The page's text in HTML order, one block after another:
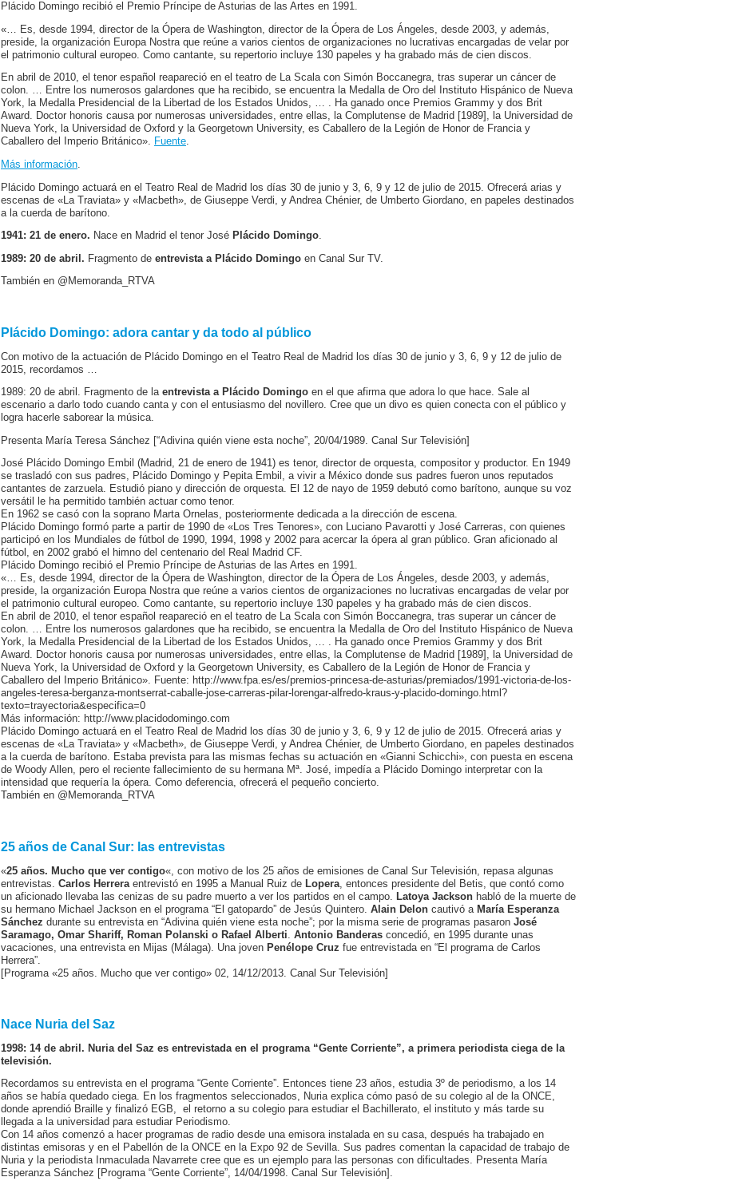
Plácido Domingo recibió el Premio Príncipe de Asturias de las Artes en 1991.
«… Es, desde 1994, director de la Ópera de Washington, director de la Ópera de Los Ángeles, desde 2003, y además,
preside, la organización Europa Nostra que reúne a varios cientos de organizaciones no lucrativas encargadas de velar por
el patrimonio cultural europeo. Como cantante, su repertorio incluye 130 papeles y ha grabado más de cien discos.
En abril de 2010, el tenor español reapareció en el teatro de La Scala con Simón Boccanegra, tras superar un cáncer de
colon. … Entre los numerosos galardones que ha recibido, se encuentra la Medalla de Oro del Instituto Hispánico de Nueva
York, la Medalla Presidencial de la Libertad de los Estados Unidos, … . Ha ganado once Premios Grammy y dos Brit
Award. Doctor honoris causa por numerosas universidades, entre ellas, la Complutense de Madrid [1989], la Universidad de
Nueva York, la Universidad de Oxford y la Georgetown University, es Caballero de la Legión de Honor de Francia y
Caballero del Imperio Británico». Fuente.
Más información.
Plácido Domingo actuará en el Teatro Real de Madrid los días 30 de junio y 3, 6, 9 y 12 de julio de 2015. Ofrecerá arias y
escenas de «La Traviata» y «Macbeth», de Giuseppe Verdi, y Andrea Chénier, de Umberto Giordano, en papeles destinados
a la cuerda de barítono.
1941: 21 de enero. Nace en Madrid el tenor José Plácido Domingo.
1989: 20 de abril. Fragmento de entrevista a Plácido Domingo en Canal Sur TV.
También en @Memoranda_RTVA
Plácido Domingo: adora cantar y da todo al público
Con motivo de la actuación de Plácido Domingo en el Teatro Real de Madrid los días 30 de junio y 3, 6, 9 y 12 de julio de
2015, recordamos …
1989: 20 de abril. Fragmento de la entrevista a Plácido Domingo en el que afirma que adora lo que hace. Sale al
escenario a darlo todo cuando canta y con el entusiasmo del novillero. Cree que un divo es quien conecta con el público y
logra hacerle saborear la música.
Presenta María Teresa Sánchez [“Adivina quién viene esta noche”, 20/04/1989. Canal Sur Televisión]
José Plácido Domingo Embil (Madrid, 21 de enero de 1941) es tenor, director de orquesta, compositor y productor. En 1949
se trasladó con sus padres, Plácido Domingo y Pepita Embil, a vivir a México donde sus padres fueron unos reputados
cantantes de zarzuela. Estudió piano y dirección de orquesta. El 12 de nayo de 1959 debutó como barítono, aunque su voz
versátil le ha permitido también actuar como tenor.
En 1962 se casó con la soprano Marta Ornelas, posteriormente dedicada a la dirección de escena.
Plácido Domingo formó parte a partir de 1990 de «Los Tres Tenores», con Luciano Pavarotti y José Carreras, con quienes
participó en los Mundiales de fútbol de 1990, 1994, 1998 y 2002 para acercar la ópera al gran público. Gran aficionado al
fútbol, en 2002 grabó el himno del centenario del Real Madrid CF.
Plácido Domingo recibió el Premio Príncipe de Asturias de las Artes en 1991.
«… Es, desde 1994, director de la Ópera de Washington, director de la Ópera de Los Ángeles, desde 2003, y además,
preside, la organización Europa Nostra que reúne a varios cientos de organizaciones no lucrativas encargadas de velar por
el patrimonio cultural europeo. Como cantante, su repertorio incluye 130 papeles y ha grabado más de cien discos.
En abril de 2010, el tenor español reapareció en el teatro de La Scala con Simón Boccanegra, tras superar un cáncer de
colon. … Entre los numerosos galardones que ha recibido, se encuentra la Medalla de Oro del Instituto Hispánico de Nueva
York, la Medalla Presidencial de la Libertad de los Estados Unidos, … . Ha ganado once Premios Grammy y dos Brit
Award. Doctor honoris causa por numerosas universidades, entre ellas, la Complutense de Madrid [1989], la Universidad de
Nueva York, la Universidad de Oxford y la Georgetown University, es Caballero de la Legión de Honor de Francia y
Caballero del Imperio Británico». Fuente: http://www.fpa.es/es/premios-princesa-de-asturias/premiados/1991-victoria-de-los-
angeles-teresa-berganza-montserrat-caballe-jose-carreras-pilar-lorengar-alfredo-kraus-y-placido-domingo.html?
texto=trayectoria&especifica=0
Más información: http://www.placidodomingo.com
Plácido Domingo actuará en el Teatro Real de Madrid los días 30 de junio y 3, 6, 9 y 12 de julio de 2015. Ofrecerá arias y
escenas de «La Traviata» y «Macbeth», de Giuseppe Verdi, y Andrea Chénier, de Umberto Giordano, en papeles destinados
a la cuerda de barítono. Estaba prevista para las mismas fechas su actuación en «Gianni Schicchi», con puesta en escena
de Woody Allen, pero el reciente fallecimiento de su hermana Mª. José, impedía a Plácido Domingo interpretar con la
intensidad que requería la ópera. Como deferencia, ofrecerá el pequeño concierto.
También en @Memoranda_RTVA
25 años de Canal Sur: las entrevistas
«25 años. Mucho que ver contigo«, con motivo de los 25 años de emisiones de Canal Sur Televisión, repasa algunas
entrevistas. Carlos Herrera entrevistó en 1995 a Manual Ruiz de Lopera , entonces presidente del Betis, que contó como
un aficionado llevaba las cenizas de su padre muerto a ver los partidos en el campo.
Latoya Jackson habló de la muerte de
su hermano Michael Jackson en el programa “El gatopardo” de Jesús Quintero. Alain Delon cautivó a María Esperanza
Sánchez durante su entrevista en “Adivina quién viene esta noche”; por la misma serie de programas pasaron José
Saramago, Omar Shariff, Roman Polanski o Rafael Alberti
Antonio Banderas concedió, en 1995 durante unas
vacaciones, una entrevista en Mijas (Málaga). Una joven Penélope Cruz fue entrevistada en “El programa de Carlos
Herrera”.
[Programa «25 años. Mucho que ver contigo» 02, 14/12/2013. Canal Sur Televisión]
Nace Nuria del Saz
1998: 14 de abril. Nuria del Saz es entrevistada en el programa “Gente Corriente”, a primera periodista ciega de la
televisión.
Recordamos su entrevista en el programa “Gente Corriente”. Entonces tiene 23 años, estudia 3º de periodismo, a los 14
años se había quedado ciega. En los fragmentos seleccionados, Nuria explica cómo pasó de su colegio al de la ONCE,
donde aprendió Braille y finalizó EGB, el retorno a su colegio para estudiar el Bachillerato, el instituto y más tarde su
llegada a la universidad para estudiar Periodismo.
Con 14 años comenzó a hacer programas de radio desde una emisora instalada en su casa, después ha trabajado en
distintas emisoras y en el Pabellón de la ONCE en la Expo 92 de Sevilla. Sus padres comentan la capacidad de trabajo de
Nuria y la periodista Inmaculada Navarrete cree que es un ejemplo para las personas con dificultades. Presenta María
Esperanza Sánchez [Programa “Gente Corriente”, 14/04/1998. Canal Sur Televisión].